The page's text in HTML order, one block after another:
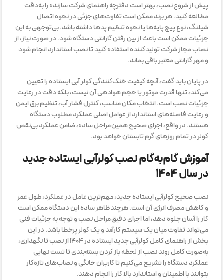
پیش از شروع نصب، بهتر است دفترچه راهنمای شرکت سازنده را به‌دقت
مطالعه کنید. هر برند ممکن است تفاوت‌های جزئی در نحوه اتصال
شیلنگ، نوع پیچ پایه‌ها یا نحوه تنظیم پدها داشته باشد. بی‌توجهی به این
جزئیات ممکن است باعث از بین رفتن گارانتی دستگاه شود. در صورت نیاز، از
نصاب مجاز شرکت تولیدکننده استفاده کنید تا نصب استاندارد انجام شود
و مهر گارانتی معتبر باقی بماند.
در پایان باید گفت، آنچه کیفیت خنک‌کنندگی کولر آبی ایستاده را تعیین
می‌کند، تنها قدرت موتور یا حجم هوادهی آن نیست، بلکه دقت در رعایت
جزئیات نصب است. انتخاب مکان مناسب، کنترل فشار آب، تنظیم برق ایمن
و رعایت فاصله‌های استاندارد از عوامل اصلی عملکرد مطلوب دستگاه
هستند. در واقع، اجرای صحیح همین مراحل ساده، ضامن عملکرد بی‌نقص
کولر در تمام روزهای گرم تابستان خواهد بود.
آموزش گام‌به‌گام نصب کولرآبی ایستاده جدید
در سال ۱۴۰۴
نصب صحیح کولرآبی ایستاده جدید، مهم‌ترین عامل در عملکرد، طول عمر
و کاهش مصرف انرژی آن است. هرچند ظاهر ساده این دستگاه ممکن است
کار را آسان جلوه دهد، اما اجرای دقیق مراحل نصب و توجه به جزئیات فنی
می‌تواند تفاوت میان یک سیستم کارآمد و یک کولر پرخطا باشد. در این
بخش از راهنمای کامل کولرآبی جدید ایستاده در ۱۴۰۴ از نصب تا نگهداری،
به‌صورت کامل روند نصب از لحظه باز کردن بسته‌بندی تا تست نهایی
عملکرد دستگاه را تشریح می‌کنیم تا کاربران خانگی و نصاب‌های تازه‌کار
بتوانند با اطمینان و استاندارد بالا کار را انجام دهند.